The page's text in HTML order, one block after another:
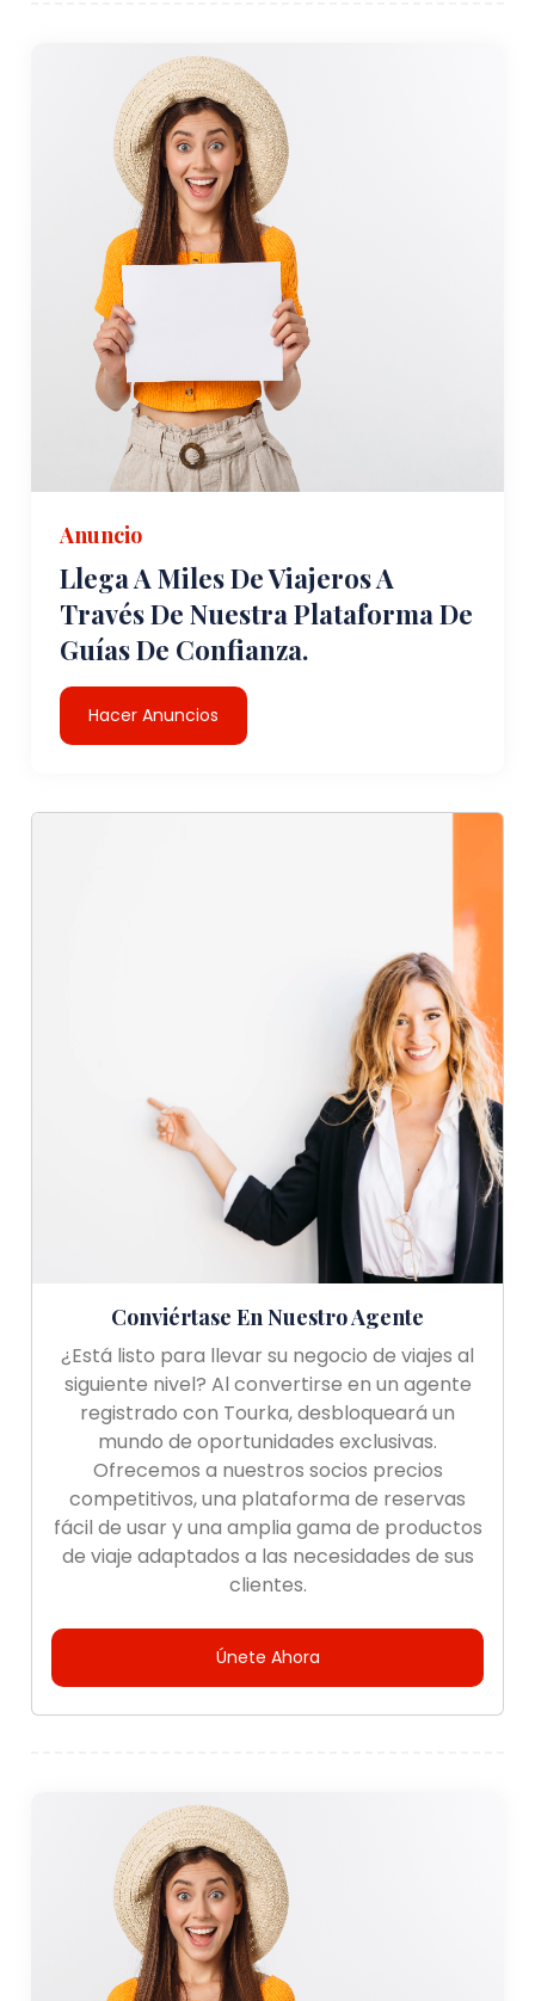
Anuncio
Llega A Miles De Viajeros A
Través De Nuestra Plataforma De
Guías De Confianza.
Hacer Anuncios
Conviértase En Nuestro Agente
¿Está listo para llevar su negocio de viajes al
siguiente nivel? Al convertirse en un agente
registrado con Tourka, desbloqueará un
mundo de oportunidades exclusivas.
Ofrecemos a nuestros socios precios
competitivos, una plataforma de reservas
fácil de usar y una amplia gama de productos
de viaje adaptados a las necesidades de sus
clientes.
Únete Ahora